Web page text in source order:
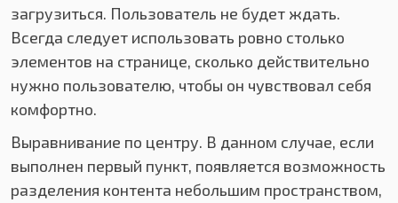
загрузиться. Пользователь не будет ждать.
Всегда следует использовать ровно столько
элементов на странице, сколько действительно
нужно пользователю, чтобы он чувствовал себя
комфортно.
Выравнивание по центру. В данном случае, если
выполнен первый пункт, появляется возможность
разделения контента небольшим пространством,